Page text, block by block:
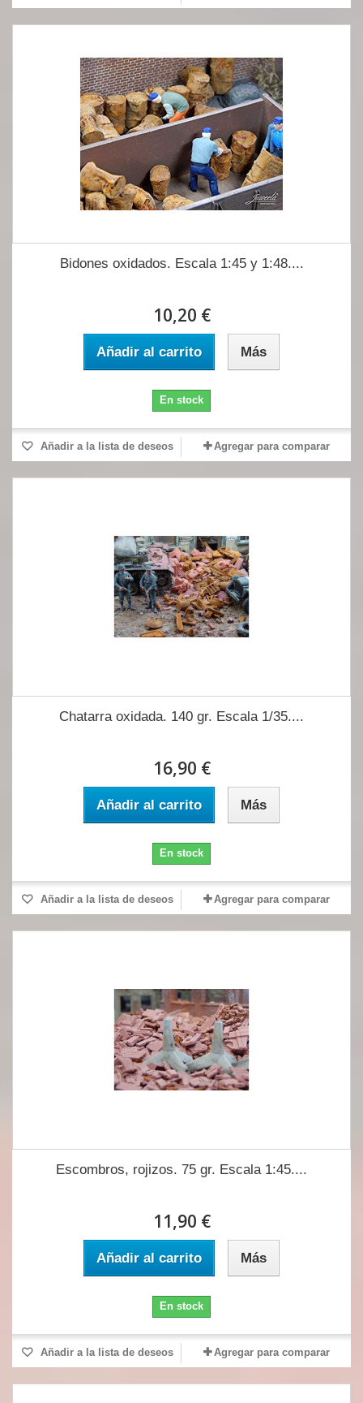
Bidones oxidados. Escala 1:45 y 1:48....
10,20 €
Añadir al carrito Más
En stock
Añadir a la lista de deseos Agregar para comparar
Chatarra oxidada. 140 gr. Escala 1/35....
16,90 €
Añadir al carrito Más
En stock
Añadir a la lista de deseos Agregar para comparar
Escombros, rojizos. 75 gr. Escala 1:45....
11,90 €
Añadir al carrito Más
En stock
Añadir a la lista de deseos Agregar para comparar